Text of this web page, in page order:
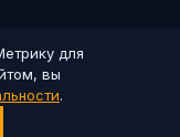
для
вы
.